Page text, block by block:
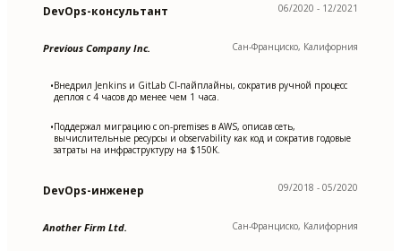
DevOps-консультант 06/2020 - 12/2021
Previous Company Inc. Сан-Франциско, Калифорния
•Внедрил Jenkins и GitLab CI-пайплайны, сократив ручной процесс
деплоя с 4 часов до менее чем 1 часа.
•Поддержал миграцию с on-premises в AWS, описав сеть,
вычислительные ресурсы и observability как код и сократив годовые
затраты на инфраструктуру на $150K.
DevOps-инженер 09/2018 - 05/2020
Another Firm Ltd. Сан-Франциско, Калифорния